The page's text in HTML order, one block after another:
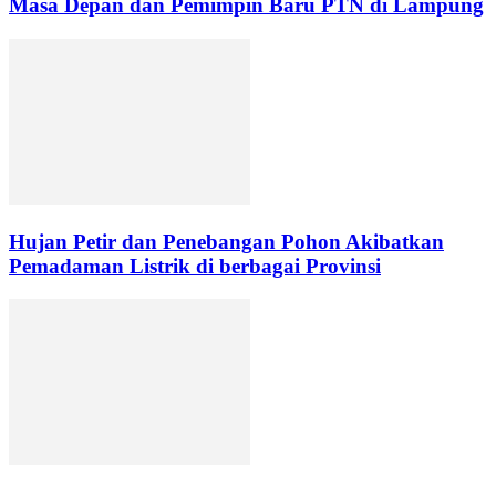
Masa Depan dan Pemimpin Baru PTN di Lampung
Hujan Petir dan Penebangan Pohon Akibatkan
Pemadaman Listrik di berbagai Provinsi